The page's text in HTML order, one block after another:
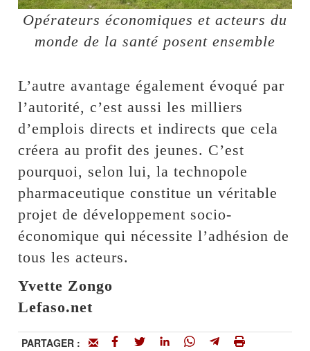
Opérateurs économiques et acteurs du
monde de la santé posent ensemble
L’autre avantage également évoqué par
l’autorité, c’est aussi les milliers
d’emplois directs et indirects que cela
créera au profit des jeunes. C’est
pourquoi, selon lui, la technopole
pharmaceutique constitue un véritable
projet de développement socio-
économique qui nécessite l’adhésion de
tous les acteurs.
Yvette Zongo
Lefaso.net
PARTAGER :